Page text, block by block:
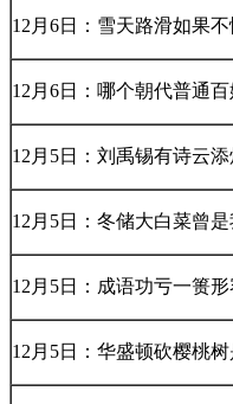
12月6日：雪天路滑如果
12月6日：哪个朝代普通
12月5日：刘禹锡有诗云
12月5日：冬储大白菜曾
12月5日：成语功亏一篑
12月5日：华盛顿砍樱桃